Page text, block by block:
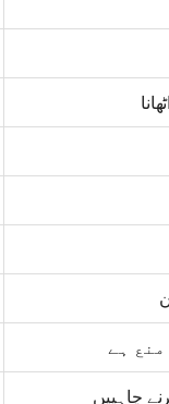
ہے
چاہییں